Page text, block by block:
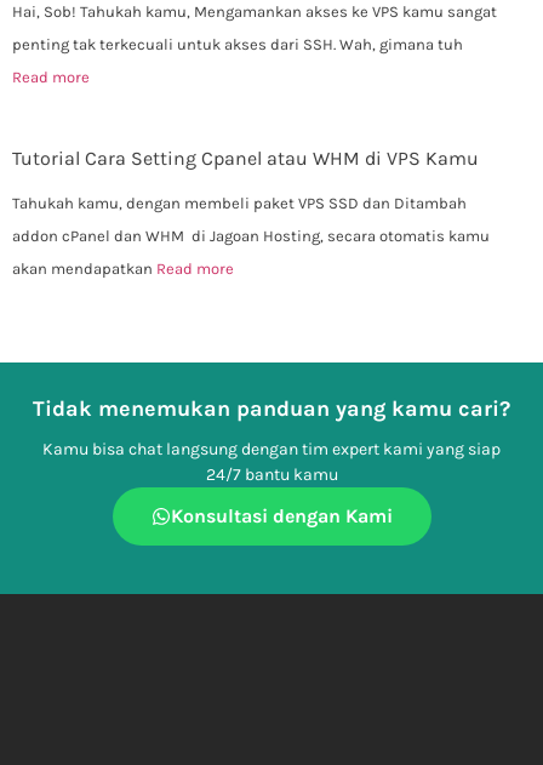
Hai, Sob! Tahukah kamu, Mengamankan akses ke VPS kamu sangat
penting tak terkecuali untuk akses dari SSH. Wah, gimana tuh
Read more
Tutorial Cara Setting Cpanel atau WHM di VPS Kamu
Tahukah kamu, dengan membeli paket VPS SSD dan Ditambah
addon cPanel dan WHM di Jagoan Hosting, secara otomatis kamu
akan mendapatkan Read more
Tidak menemukan panduan yang kamu cari?
Kamu bisa chat langsung dengan tim expert kami yang siap
24/7 bantu kamu
Konsultasi dengan Kami